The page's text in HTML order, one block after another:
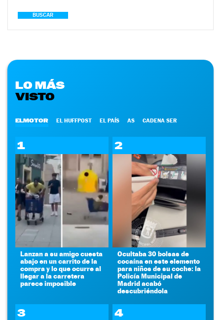
BUSCAR
LO MÁS
VISTO
ELMOTOR EL HUFFPOST EL PAÍS AS CADENA SER
1
Lanzan a su amigo cuesta
abajo en un carrito de la
compra y lo que ocurre al
llegar a la carretera
parece imposible
2
Ocultaba 30 bolsas de
cocaína en este elemento
para niños de su coche: la
Policía Municipal de
Madrid acabó
descubriéndola
3 4